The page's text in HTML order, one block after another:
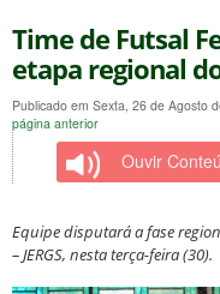
Time de Futsal
etapa regional do
Publicado em Sexta, 26 de Agosto
página anterior
Ouvir
Equipe disputará a fase
– JERGS, nesta terça-feira (30).